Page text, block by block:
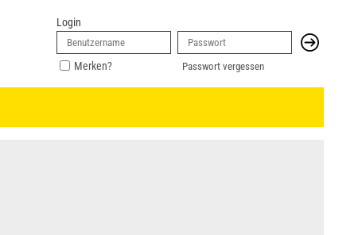
Login
Merken? Passwort vergessen